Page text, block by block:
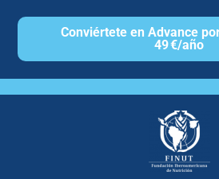
Conviértete en Advance
49 €/año